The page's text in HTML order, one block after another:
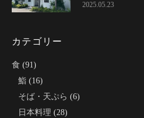
2025.05.23
カテゴリー
食 (91)
鮨(16)
そば・天ぷら (6)
日本料理 (28)